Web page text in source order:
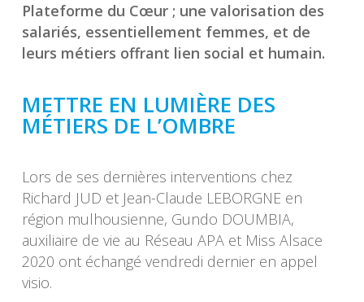
Plateforme du Cœur ; une valorisation des
salariés, essentiellement femmes, et de
leurs métiers offrant lien social et humain.
METTRE EN LUMIÈRE DES
MÉTIERS DE L’OMBRE
Lors de ses dernières interventions chez
Richard JUD et Jean-Claude LEBORGNE en
région mulhousienne, Gundo DOUMBIA,
auxiliaire de vie au Réseau APA et Miss Alsace
2020 ont échangé vendredi dernier en appel
visio.